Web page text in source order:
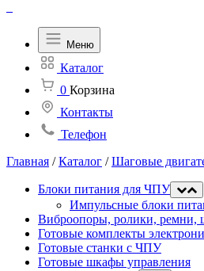
Меню
Каталог
0 Корзина
Контакты
Телефон
Главная /Каталог /Шаговые
Блоки питания для ЧПУ
Импульсные блоки
Виброопоры, ролики, ремни,
Готовые комплекты
Готовые станки с ЧПУ
Готовые шкафы управления